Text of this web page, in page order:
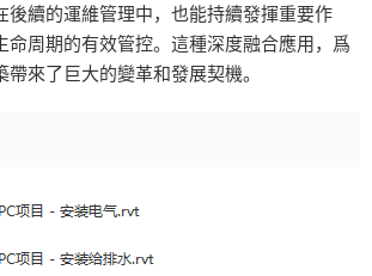
後續的運維管理中，也能持續發揮重要作
命周期的有效管控。這種深度融合應用，爲
來了巨大的變革和發展契機。